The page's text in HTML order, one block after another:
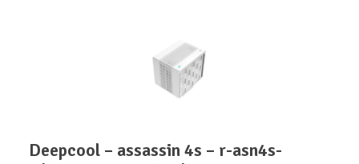
deepcool – assassin 4s – r-asn4s-